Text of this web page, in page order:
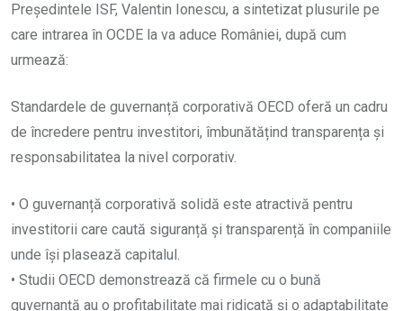
Președintele ISF, Valentin Ionescu, a sintetizat plusurile pe
care intrarea în OCDE la va aduce României, după cum
urmează:
Standardele de guvernanță corporativă OECD oferă un cadru
de încredere pentru investitori, îmbunătățind transparența și
responsabilitatea la nivel corporativ.
• O guvernanță corporativă solidă este atractivă pentru
investitorii care caută siguranță și transparență în companiile
unde își plasează capitalul.
• Studii OECD demonstrează că firmele cu o bună
guvernanță au o profitabilitate mai ridicată și o adaptabilitate